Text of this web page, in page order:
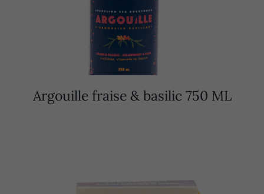
Argouille fraise & basilic 750 ML